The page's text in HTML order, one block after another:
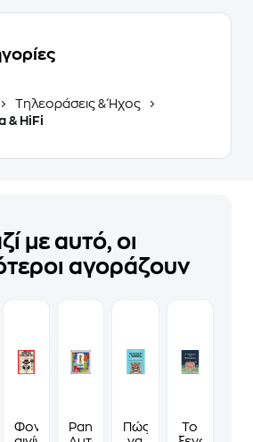
Τηλεοράσεις & Ήχος
& HiFi
με αυτό, οι
αγοράζουν
Φονικά
Panini
Πώς
Το